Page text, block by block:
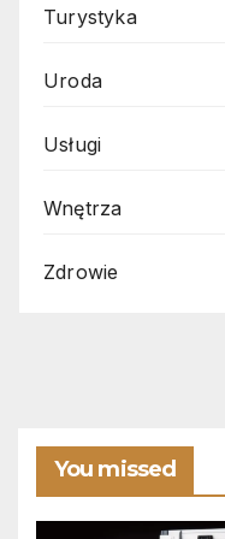
Turystyka
Uroda
Usługi
Wnętrza
Zdrowie
You missed